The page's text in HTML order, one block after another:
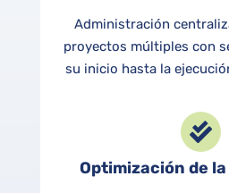
Administración
proyectos múltiples con
su inicio hasta la
Optimización de